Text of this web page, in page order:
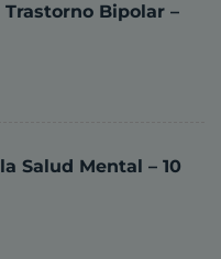
Bipolar –
Salud Mental – 10